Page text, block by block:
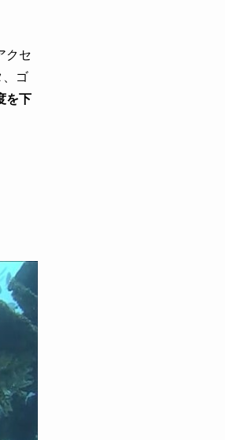
クセ
、ゴ
を下